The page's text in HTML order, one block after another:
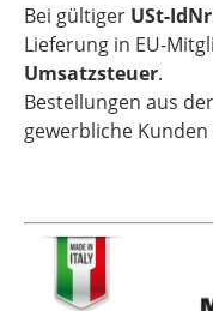
Bei gültiger USt-
Lieferung in EU-
Umsatzsteuer.
Bestellungen aus
gewerbliche